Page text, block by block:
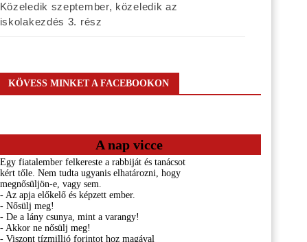
Közeledik szeptember, közeledik az
iskolakezdés 3. rész
KÖVESS MINKET A FACEBOOKON
A nap vicce